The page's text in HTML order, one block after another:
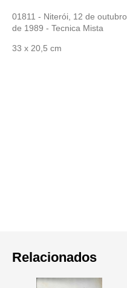
01811 - Niterói, 12 de outubro
de 1989 - Tecnica Mista
33 x 20,5 cm
Relacionados